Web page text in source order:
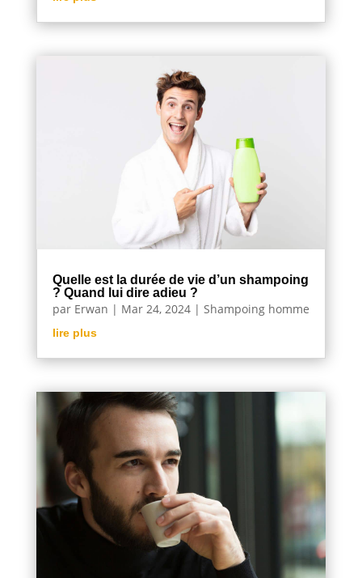
Quelle est la durée de vie d’un shampoing
? Quand lui dire adieu ?
par Erwan | Mar 24, 2024| Shampoing homme
lire plus